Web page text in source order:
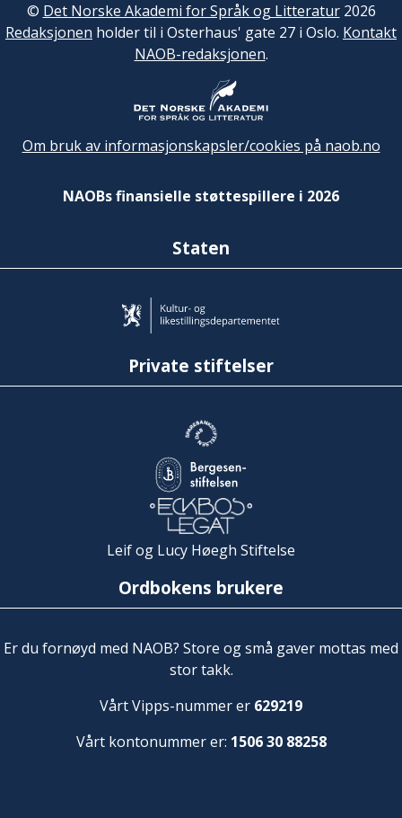
© Det Norske Akademi for Språk og Litteratur2026
Redaksjonen holder til i Osterhaus' gate 27 i Oslo. Kontakt
NAOB-redaksjonen.
Om bruk av informasjonskapsler/cookies på naob.no
NAOBs finansielle støttespillere i 2026
Staten
Private stiftelser
Leif og Lucy Høegh Stiftelse
Ordbokens brukere
Er du fornøyd med NAOB? Store og små gaver mottas med
stor takk.
Vårt Vipps-nummer er 629219
Vårt kontonummer er: 1506 30 88258